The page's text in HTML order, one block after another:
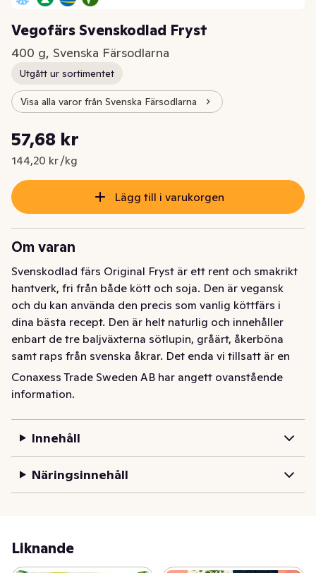
Vegofärs Svenskodlad Fryst
400 g, Svenska Färsodlarna
Utgått ur sortimentet
Visa alla varor från Svenska Färsodlarna
Nuvarande pris är: 57,68 kr
57,68 kr
144,20 kr /kg
Styckpris: 144,20 kr /kg
Lägg till i varukorgen
Om varan
Svenskodlad färs Original Fryst är ett rent och smakrikt
hantverk, fri från både kött och soja. Den är vegansk
och du kan använda den precis som vanlig köttfärs i
dina bästa recept. Den är helt naturlig och innehåller
enbart de tre baljväxterna sötlupin, gråärt, åkerböna
samt raps från svenska åkrar. Det enda vi tillsatt är en
gnutta salt, all annan smaksättning står du för. Färsen
har en god och nötig smak med behagligt
vilket betyder att produkten är odlad, förädlad,
förpackad och kontrollerad i Sverige. Produkten är även
nyckelhålsmärkt samt har ett lågt koldioxidutsläpp på
endast 0,72 kg C02 per kg. Färsen har lång hållbarhet
(365 dagar) och är perfekt att ha i frysen för alla
skördad av bönder i södra Sverige. Naturligt proteinrik.
Vego utan knaserier.
Conaxess Trade Sweden AB har angett ovanstående
information.
Innehåll
Näringsinnehåll
Liknande